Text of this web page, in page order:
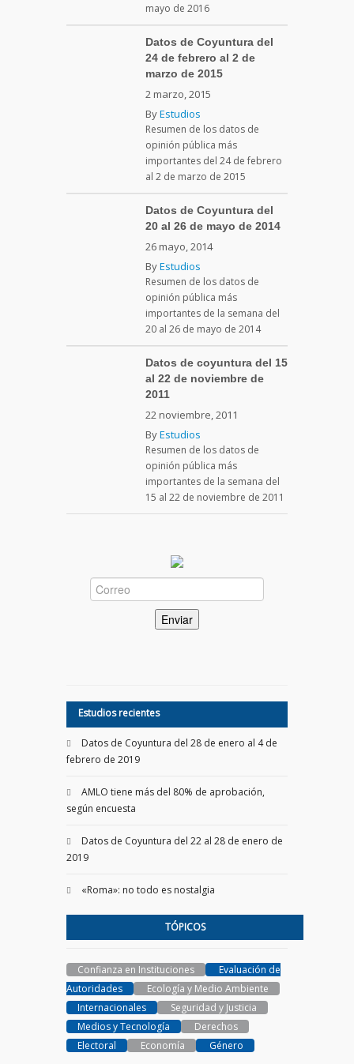
mayo de 2016
Datos de Coyuntura del
24 de febrero al 2 de
marzo de 2015
2 marzo, 2015
ByEstudios
Resumen de los datos de
opinión pública más
importantes del 24 de febrero
al 2 de marzo de 2015
Datos de Coyuntura del
20 al 26 de mayo de 2014
26 mayo, 2014
ByEstudios
Resumen de los datos de
opinión pública más
importantes de la semana del
20 al 26 de mayo de 2014
Datos de coyuntura del 15
al 22 de noviembre de
2011
22 noviembre, 2011
ByEstudios
Resumen de los datos de
opinión pública más
importantes de la semana del
15 al 22 de noviembre de 2011
Estudios recientes
Datos de Coyuntura del 28 de enero al 4 de
febrero de 2019
AMLO tiene más del 80% de aprobación,
según encuesta
Datos de Coyuntura del 22 al 28 de enero de
2019
«Roma»: no todo es nostalgia
TÓPICOS
Confianza en Instituciones
Evaluación de
Autoridades
Ecología y Medio Ambiente
Internacionales
Seguridad y Justicia
Medios y Tecnología
Derechos
Electoral
Economía Género